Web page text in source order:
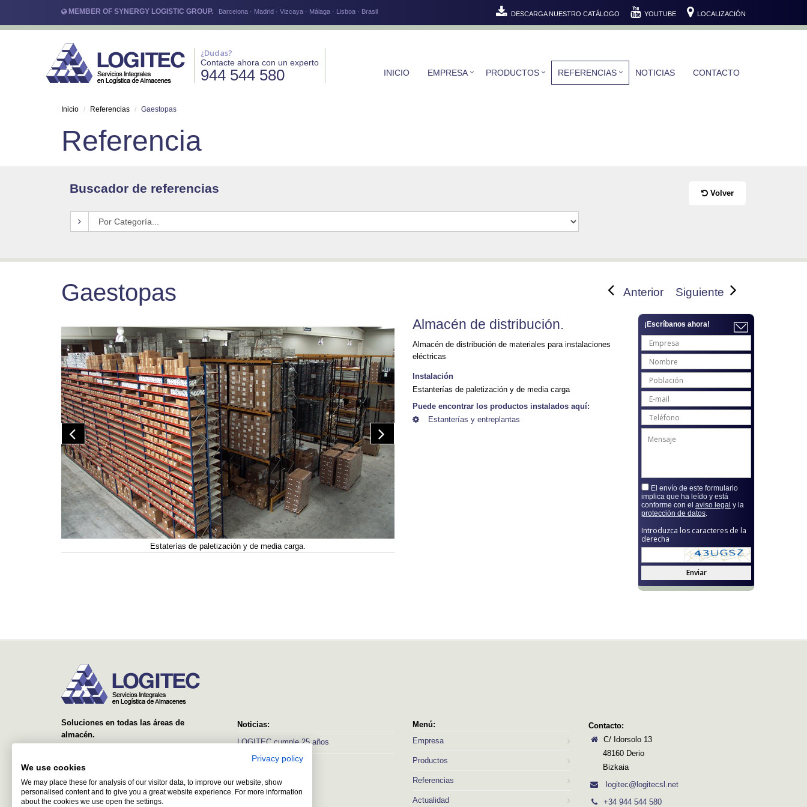
MEMBER OF SYNERGY LOGISTIC GROUP. Barcelona · Madrid · Vizcaya · Málaga · Lisboa · Brasil DESCARGA NUESTRO CATÁLOGO YOUTUBE LOCALIZACIÓN
¿Dudas?
Contacte ahora con un experto
944 544 580 INICIO EMPRESA PRODUCTOS REFERENCIAS NOTICIAS CONTACTO
Inicio Referencias Gaestopas
Referencia
Buscador de referencias Volver
Anterior Siguiente
Gaestopas
Estaterías de paletización y de media carga.
Almacén de distribución.
Almacén de distribución de materiales para instalaciones
eléctricas
Instalación
Estanterías de paletización y de media carga
Puede encontrar los productos instalados aquí:
Estanterías y entreplantas
¡Escríbanos ahora!
El envío de este formulario
implica que ha leído y está
conforme con el aviso legal y la
protección de datos.
Introduzca los caracteres de la
derecha
Enviar
Soluciones en todas las áreas de
almacén.
estanterías, hasta sistemas avanzados con
gestión.
Noticias:
LOGITEC cumple 25 años
Ver más
Menú:
Empresa
Productos
Referencias
Actualidad
Contacto:
C/ Idorsolo 13
48160 Derio
Bizkaia
logitec@logitecsl.net
+34 944 544 580
Privacy policy
We use cookies
We may place these for analysis of our visitor data, to improve our website, show
personalised content and to give you a great website experience. For more information
about the cookies we use open the settings.